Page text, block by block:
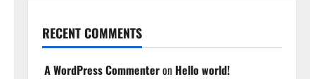
RECENT COMMENTS
A WordPress Commenteron Hello world!